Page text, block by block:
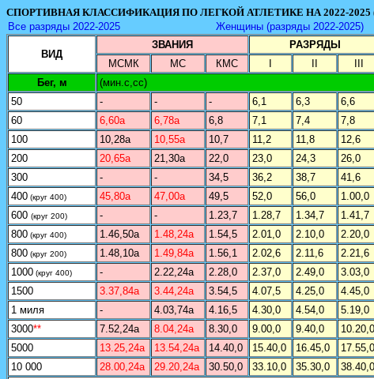
СПОРТИВНАЯ КЛАССИФИКАЦИЯ ПО ЛЕГКОЙ АТЛЕТИКЕ НА 2022-
Все разряды 2022-2025
Женщины (разряды 2022-2025)
ВИД
ЗВАНИЯ РАЗРЯДЫ
МСМК
МС КМС
Бег, м
(мин.с,сс)
50
- - - 6,1 6,3 6,6
60
6,60а 6,78а 6,8 7,1 7,4 7,8
100
10,28а 10,55а 10,7 11,2 11,8 12,6
200
20,65а 21,30а 22,0 23,0 24,3 26,0
300
- - 34,5 36,2 38,7 41,6
400 (круг 400) 45,80а 47,00а 49,5 52,0 56,0 1.00,0
600 (круг 200) - - 1.23,7 1.28,7 1.34,7 1.41,7
800 (круг 400) 1.46,50а 1.48,24а 1.54,5 2.01,0 2.10,0 2.20,0
800 (круг 200) 1.48,10а 1.49,84а 1.56,1 2.02,6 2.11,6 2.21,6
1000 (круг 400) - 2.22,24а 2.28,0 2.37,0 2.49,0 3.03,0
1500
3.37,84а 3.44,24а 3.54,5 4.07,5 4.25,0 4.45,0
1 миля
- 4.03,74а 4.16,5 4.30,0 4.54,0 5.19,0
3000** 7.52,24а 8.04,24а 8.30,0 9.00,0 9.40,0 10.20,0
5000
13.25,24а 13.54,24а 14.40,0 15.40,0 16.45,0 17.55,0
10 000
28.00,24а 29.20,24а 30.50,0 33.10,0 35.30,0 38.40,0